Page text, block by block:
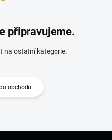
připravujeme.
na ostatní kategorie.
obchodu